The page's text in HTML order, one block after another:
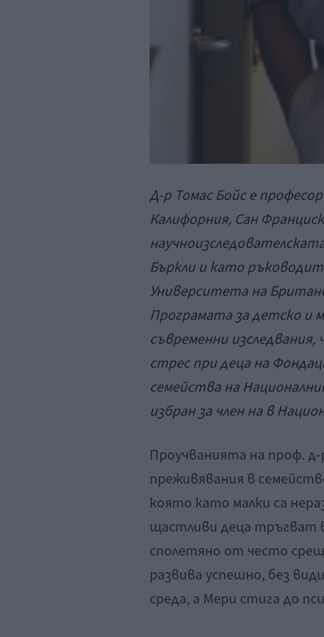
Д-р Томас Бойс е
Калифорния, Сан
Бъркли и като
Университета на
Програмата за детско и
съвременни
стрес при деца на
семейства на
избран за член на в
Проучванията на проф.
преживявания в
която като малки са
щастливи деца тръгват
сполетяно от често
развива успешно, без
среда, а Мери стига до